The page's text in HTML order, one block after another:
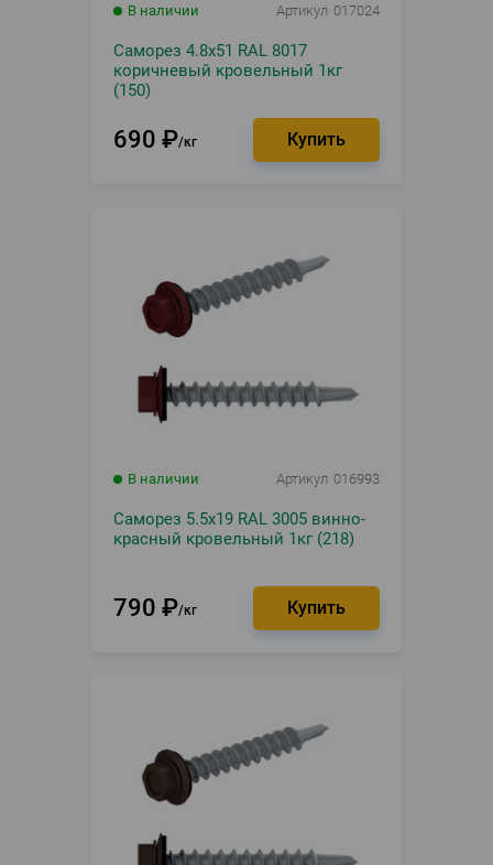
В наличии Артикул 017024
Саморез 4.8х51 RAL 8017
коричневый кровельный 1кг
(150)
690 ₽ кг
В наличии Артикул 016993
Саморез 5.5х19 RAL 3005 винно-
красный кровельный 1кг (218)
790 ₽ кг